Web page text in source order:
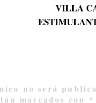
VILLA
no será
marcados con *